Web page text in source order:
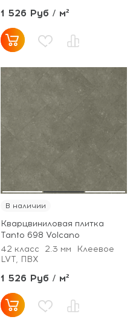
1 526 Руб / м²
В наличии
Кварцвиниловая плитка
Tanto 698 Volcano
42 класс
2.3 мм
Клеевое
LVT, ПВХ
1 526 Руб / м²